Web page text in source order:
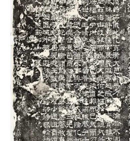
书
法
字
组
连
带
矢
量
书
法